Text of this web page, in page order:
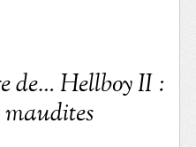
de… Hellboy II :
maudites